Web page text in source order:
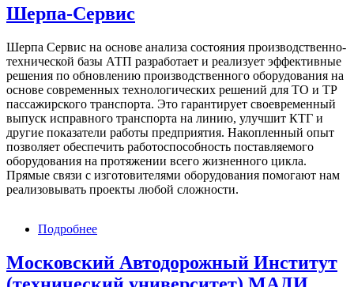
Центр,
ГК
Шерпа-Сервис
Шерпа Сервис на основе анализа состояния производственно-
технической базы АТП разработает и реализует эффективные
решения по обновлению производственного оборудования на
основе современных технологических решений для ТО и ТР
пассажирского транспорта. Это гарантирует своевременный
выпуск исправного транспорта на линию, улучшит КТГ и
другие показатели работы предприятия. Накопленный опыт
позволяет обеспечить работоспособность поставляемого
оборудования на протяжении всего жизненного цикла.
Прямые связи с изготовителями оборудования помогают нам
реализовывать проекты любой сложности.
Подробнее
Сервис
Московский Автодорожный Институт